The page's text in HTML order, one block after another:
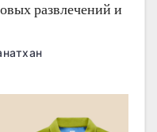
развлечений и